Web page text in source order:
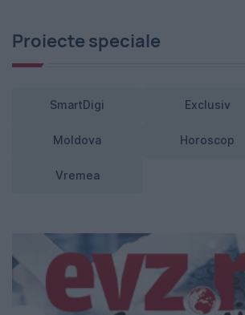
Proiecte speciale
SmartDigi Exclusiv
Moldova Horoscop
Vremea